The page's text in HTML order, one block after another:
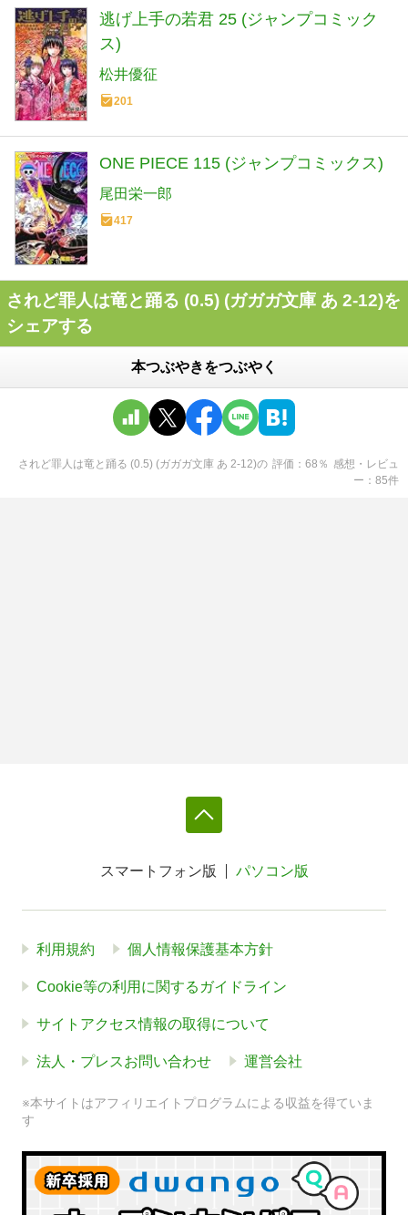
逃げ上手の若君 25 (ジャンプコミック
ス)
松井優征
201
ONE PIECE 115 (ジャンプコミックス)
尾田栄一郎
417
されど罪人は竜と踊る (0.5) (ガガガ文庫 あ 2-12)を
シェアする
本つぶやきをつぶやく
されど罪人は竜と踊る (0.5) (ガガガ文庫 あ 2-12)の 評価 68 ％ 感想・レビュ
ー
85件
スマートフォン版 パソコン版
利用規約 個人情報保護基本方針
Cookie等の利用に関するガイドライン
サイトアクセス情報の取得について
法人・プレスお問い合わせ 運営会社
※本サイトはアフィリエイトプログラムによる収益を得ていま
す